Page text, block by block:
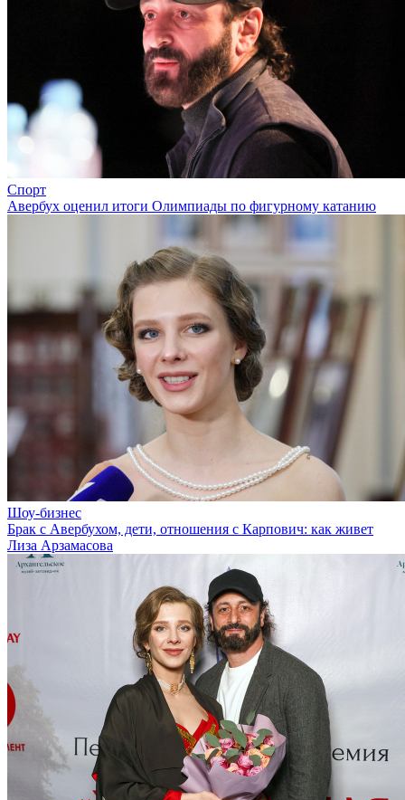
Спорт
Авербух оценил итоги Олимпиады по фигурному катанию
Шоу-бизнес
Брак с Авербухом, дети, отношения с Карпович: как живет
Лиза Арзамасова